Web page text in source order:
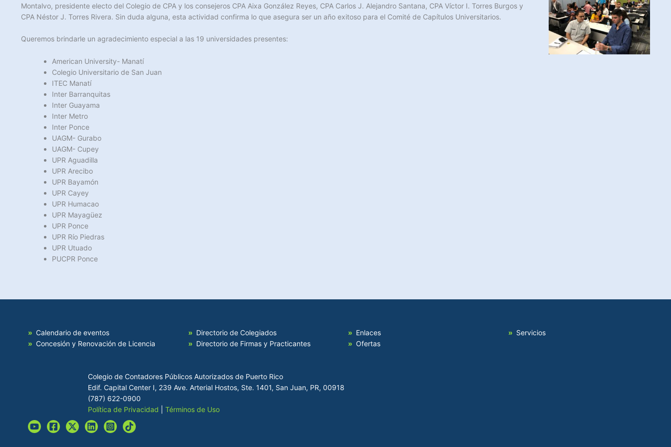
Montalvo, presidente electo del Colegio de CPA y los consejeros CPA Aixa González Reyes, CPA Carlos J. Alejandro Santana, CPA Víctor I. Torres Burgos y
CPA Néstor J. Torres Rivera. Sin duda alguna, esta actividad confirma lo que asegura ser un año exitoso para el Comité de Capítulos Universitarios.
Queremos brindarle un agradecimiento especial a las 19 universidades presentes:
American University- Manatí
Colegio Universitario de San Juan
ITEC Manatí
Inter Barranquitas
Inter Guayama
Inter Metro
Inter Ponce
UAGM- Gurabo
UAGM- Cupey
UPR Aguadilla
UPR Arecibo
UPR Bayamón
UPR Cayey
UPR Humacao
UPR Mayagüez
UPR Ponce
UPR Río Piedras
UPR Utuado
PUCPR Ponce
Calendario de eventos
Concesión y Renovación de Licencia
Directorio de Colegiados
Directorio de Firmas y Practicantes
Enlaces
Ofertas
Servicios
Colegio de Contadores Públicos Autorizados de Puerto Rico
Edif. Capital Center I, 239 Ave. Arterial Hostos, Ste. 1401, San Juan, PR, 00918
(787) 622-0900
Política de Privacidad
Términos de Uso